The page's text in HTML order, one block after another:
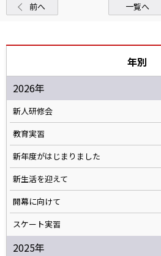
前へ 一覧へ
年別
2026年
新人研修会
教育実習
新年度がはじまりました
新生活を迎えて
開幕に向けて
スケート実習
2025年